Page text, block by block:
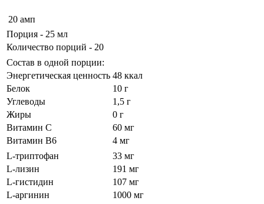
20 амп
Порция - 25 мл
Количество порций - 20
Состав в одной порции:
Энергетическая ценность 48 ккал
Белок
10 г
Углеводы
1,5 г
Жиры
0 г
Витамин С
60 мг
Витамин В6
4 мг
L-триптофан
33 мг
L-лизин
191 мг
L-гистидин
107 мг
L-аргинин
1000 мг